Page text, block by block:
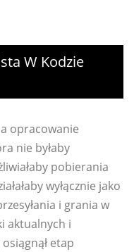
W Kodzie
opracowanie
nie byłaby
pobierania
wyłącznie jako
i grania w
aktualnych i
etap